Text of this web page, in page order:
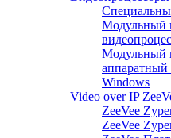
Модульный
Модульный
аппаратный
Windows
Video over IP
ZeeVee
ZeeVee